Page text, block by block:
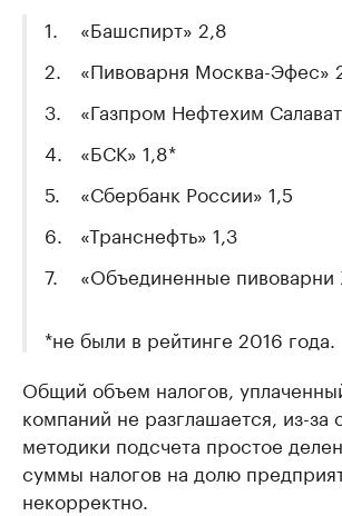
«Башспирт» 2,8
«Пивоварня Москва-Эфес»
«Газпром Нефтехим
«БСК» 1,8*
«Сбербанк России» 1,5
«Транснефть» 1,3
«Объединенные пивоварни
*не были в рейтинге 2016 года.
Общий объем налогов,
компаний не разглашается, из-за
методики подсчета простое
суммы налогов на долю
некорректно.